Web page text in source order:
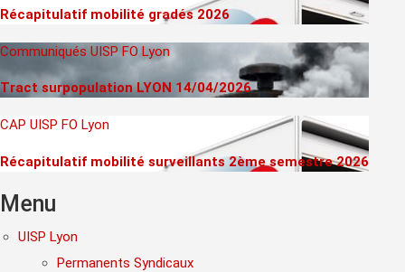
Récapitulatif mobilité gradés 2026
Communiqués UISP FO Lyon
Tract surpopulation LYON 14/04/2026
CAP UISP FO Lyon
Récapitulatif mobilité surveillants 2ème semestre 2026
Menu
UISP Lyon
Permanents Syndicaux